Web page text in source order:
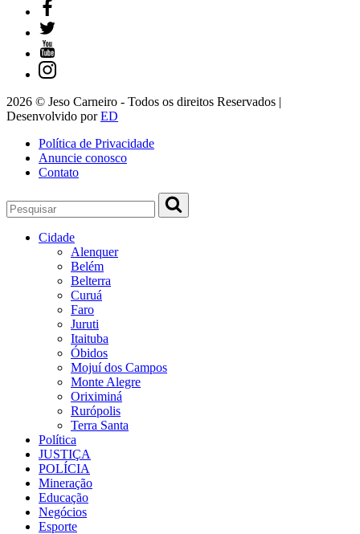
2026 © Jeso Carneiro - Todos os direitos Reservados |
Desenvolvido porED
Política de Privacidade
Anuncie conosco
Contato
Cidade
Alenquer
Belém
Belterra
Curuá
Faro
Juruti
Itaituba
Óbidos
Mojuí dos Campos
Monte Alegre
Oriximiná
Rurópolis
Terra Santa
Política
JUSTIÇA
POLÍCIA
Mineração
Educação
Negócios
Esporte